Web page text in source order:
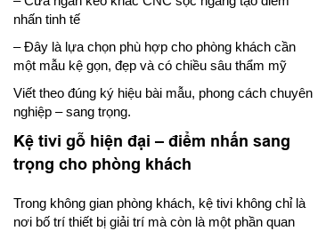
nhấn tinh tế
– Đây là lựa chọn phù hợp cho phòng khách cần
một mẫu kệ gọn, đẹp và có chiều sâu thẩm mỹ
Viết theo đúng ký hiệu bài mẫu, phong cách chuyên
nghiệp – sang trọng.
Kệ tivi gỗ hiện đại – điểm nhấn sang
trọng cho phòng khách
Trong không gian phòng khách, kệ tivi không chỉ là
nơi bố trí thiết bị giải trí mà còn là một phần quan